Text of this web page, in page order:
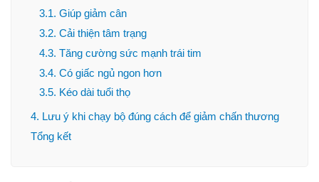
3.1. Giúp giảm cân
3.2. Cải thiện tâm trạng
4.3. Tăng cường sức mạnh trái tim
3.4. Có giấc ngủ ngon hơn
3.5. Kéo dài tuổi thọ
4. Lưu ý khi chạy bộ đúng cách để giảm chấn thương
Tổng kết